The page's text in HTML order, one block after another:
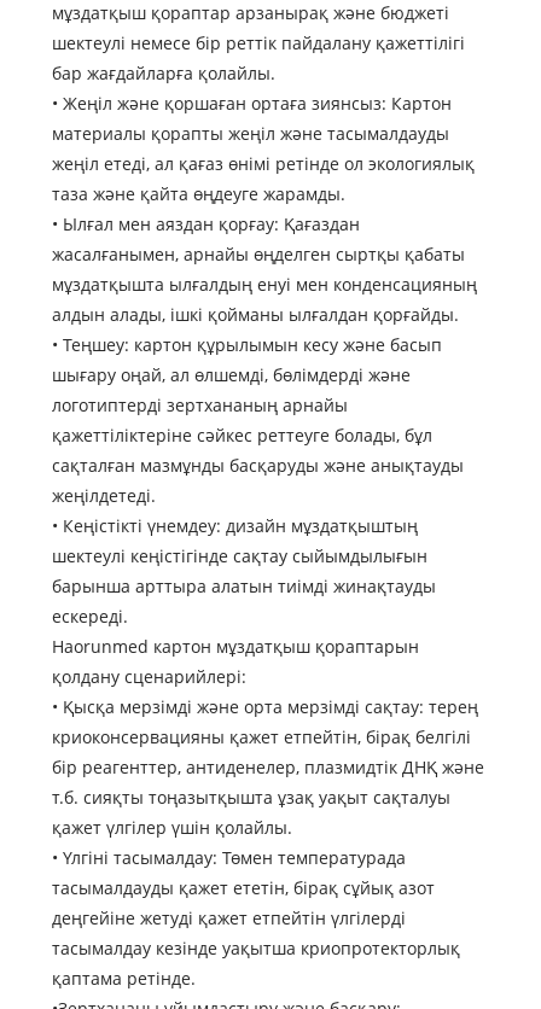
мұздатқыш қораптар арзанырақ және бюджеті
шектеулі немесе бір реттік пайдалану қажеттілігі
бар жағдайларға қолайлы.
• Жеңіл және қоршаған ортаға зиянсыз: Картон
материалы қорапты жеңіл және тасымалдауды
жеңіл етеді, ал қағаз өнімі ретінде ол экологиялық
таза және қайта өңдеуге жарамды.
• Ылғал мен аяздан қорғау: Қағаздан
жасалғанымен, арнайы өңделген сыртқы қабаты
мұздатқышта ылғалдың енуі мен конденсацияның
алдын алады, ішкі қойманы ылғалдан қорғайды.
• Теңшеу: картон құрылымын кесу және басып
шығару оңай, ал өлшемді, бөлімдерді және
логотиптерді зертхананың арнайы
қажеттіліктеріне сәйкес реттеуге болады, бұл
сақталған мазмұнды басқаруды және анықтауды
жеңілдетеді.
• Кеңістікті үнемдеу: дизайн мұздатқыштың
шектеулі кеңістігінде сақтау сыйымдылығын
барынша арттыра алатын тиімді жинақтауды
ескереді.
Haorunmed картон мұздатқыш қораптарын
қолдану сценарийлері:
• Қысқа мерзімді және орта мерзімді сақтау: терең
криоконсервацияны қажет етпейтін, бірақ белгілі
бір реагенттер, антиденелер, плазмидтік ДНҚ және
т.б. сияқты тоңазытқышта ұзақ уақыт сақталуы
қажет үлгілер үшін қолайлы.
• Үлгіні тасымалдау: Төмен температурада
тасымалдауды қажет ететін, бірақ сұйық азот
деңгейіне жетуді қажет етпейтін үлгілерді
тасымалдау кезінде уақытша криопротекторлық
қаптама ретінде.